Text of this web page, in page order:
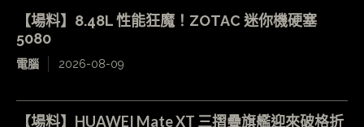
【場料】8.48L 性能狂魔！ZOTAC 迷你機硬塞
5080
電腦 2026-08-09
【場料】HUAWEI Mate XT 三摺疊旗艦迎來破格折